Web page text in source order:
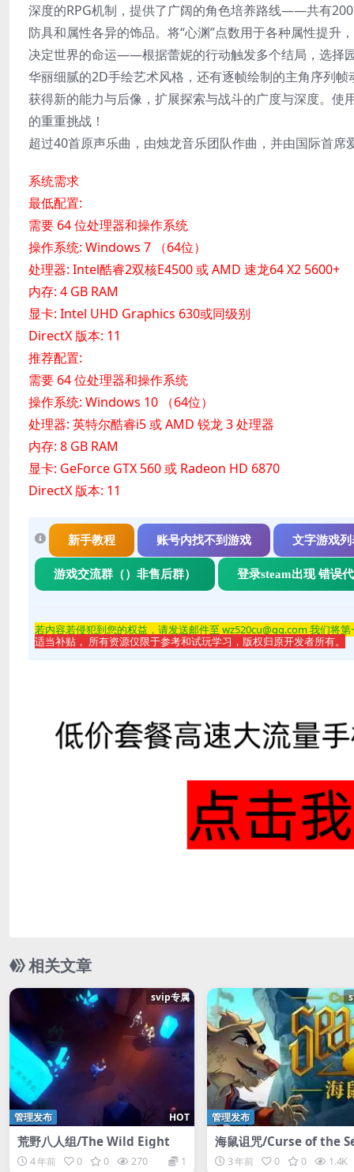
深度的RPG机制，提供了广阔的角色培养路线——共有
防具和属性各异的饰品。将“心渊”点数用于各种属性提
决定世界的命运——根据蕾妮的行动触发多个结局，选择
华丽细腻的2D手绘艺术风格，还有逐帧绘制的主角序列帧
获得新的能力与后像，扩展探索与战斗的广度与深度。
的重重挑战！
超过40首原声乐曲，由烛龙音乐团队作曲，并由国际首
系统需求
最低配置:
需要 64 位处理器和操作系统
操作系统: Windows 7 （64位）
处理器: Intel酷睿2双核E4500 或 AMD 速龙64 X2 5600+
内存: 4 GB RAM
显卡: Intel UHD Graphics 630或同级别
DirectX 版本: 11
推荐配置:
需要 64 位处理器和操作系统
操作系统: Windows 10 （64位）
处理器: 英特尔酷睿i5 或 AMD 锐龙 3 处理器
内存: 8 GB RAM
显卡: GeForce GTX 560 或 Radeon HD 6870
DirectX 版本: 11
新手教程 账号内找不到游戏 文字游戏列
游戏交流群（）非售后群） 登录steam出现 错误
若内容若侵犯到您的权益，请发送邮件至 wz520cu@qq.com 我们将
适当补贴， 所有资源仅限于参考和试玩学习，版权归原开发者所有。
相关文章
svip专属
HOT
管理发布
荒野八人组/The Wild Eight
4 年前 0 0 270 1
管理发布
海鼠诅咒/Curse of the
ts 3 年前 0 0 1.4K